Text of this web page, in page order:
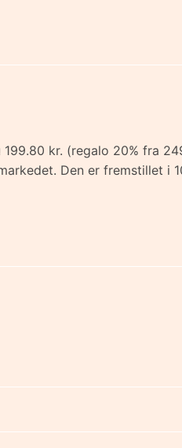
kr. (regalo 20% fra
Den er fremstillet i